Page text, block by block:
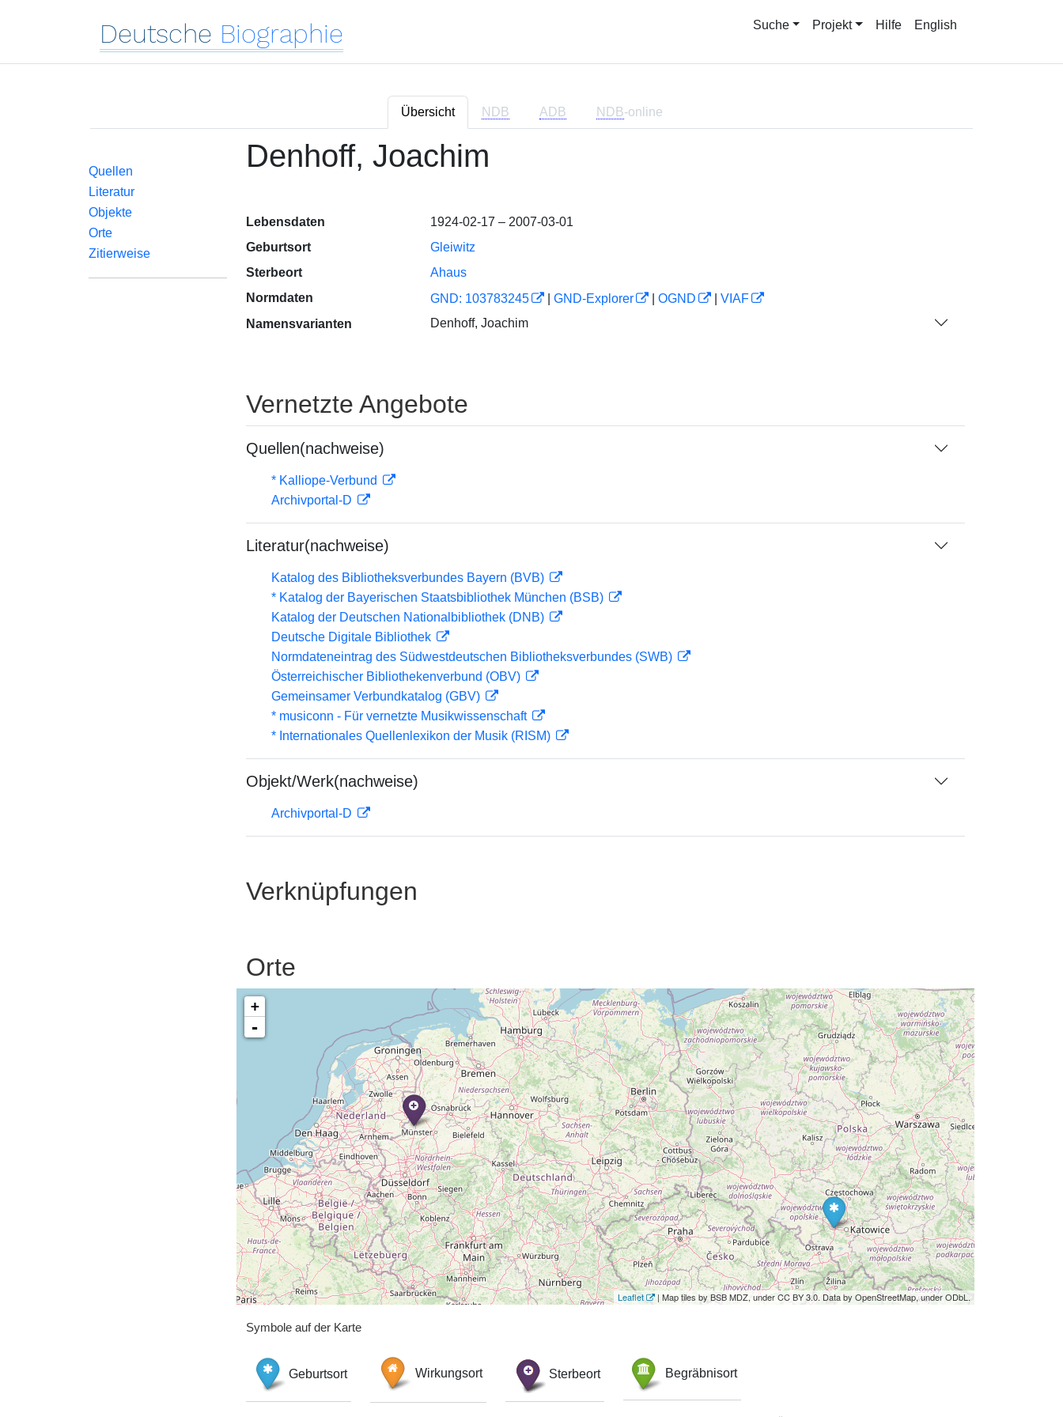
Deutsche Biographie Suche Projekt Hilfe English
Übersicht NDB ADB NDB-online
Quellen
Literatur
Objekte
Orte
Zitierweise
Denhoff, Joachim
Lebensdaten
1924-02-17 – 2007-03-01
Geburtsort
Gleiwitz
Sterbeort
Ahaus
Normdaten
GND: 103783245 GND-Explorer OGND
VIAF
Namensvarianten
Denhoff, Joachim
Vernetzte Angebote
Quellen(nachweise)
* Kalliope-Verbund
Archivportal-D
Literatur(nachweise)
Katalog des Bibliotheksverbundes Bayern (BVB)
* Katalog der Bayerischen Staatsbibliothek München (BSB)
Katalog der Deutschen Nationalbibliothek (DNB)
Deutsche Digitale Bibliothek
Normdateneintrag des Südwestdeutschen Bibliotheksverbundes (SWB)
Österreichischer Bibliothekenverbund (OBV)
Gemeinsamer Verbundkatalog (GBV)
* musiconn - Für vernetzte Musikwissenschaft
* Internationales Quellenlexikon der Musik (RISM)
Objekt/Werk(nachweise)
Archivportal-D
Verknüpfungen
Orte
+
-
Leaflet | Map tiles by BSB MDZ, under CC BY 3.0. Data by OpenStreetMap, under ODbL.
Symbole auf der Karte
Geburtsort Wirkungsort Sterbeort Begräbnisort